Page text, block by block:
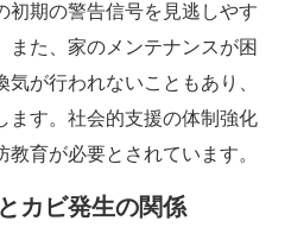
初期の警告信号を見逃しやす
また、家のメンテナンスが困
が行われないこともあり、
ます。社会的支援の体制強化
育が必要とされています。
カビ発生の関係